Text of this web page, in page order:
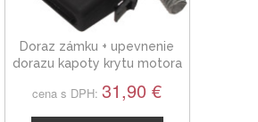
Doraz zámku + upevnenie
dorazu kapoty krytu motora
cena s DPH: 31,90 €